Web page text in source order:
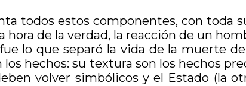
todos estos componentes, con toda
de la verdad, la reacción de un
lo que separó la vida de la muerte de
hechos: su textura son los hechos
volver simbólicos y el Estado (la